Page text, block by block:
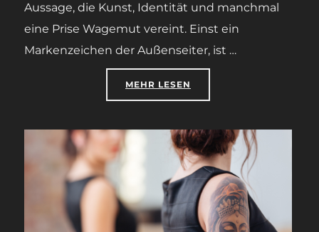
Aussage, die Kunst, Identität und manchmal
eine Prise Wagemut vereint. Einst ein
Markenzeichen der Außenseiter, ist …
MEHR ÜBER „WAS IST EINE
LESEN